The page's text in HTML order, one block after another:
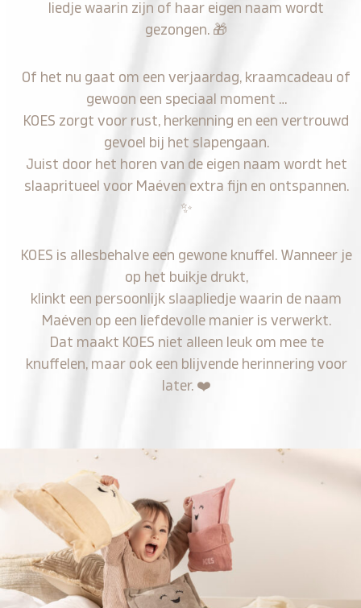
liedje waarin zijn of haar eigen naam wordt
gezongen. 🎁
Of het nu gaat om een verjaardag, kraamcadeau of
gewoon een speciaal moment …
KOES zorgt voor rust, herkenning en een vertrouwd
gevoel bij het slapengaan.
Juist door het horen van de eigen naam wordt het
slaapritueel voor Maéven extra fijn en ontspannen.
✨
KOES is allesbehalve een gewone knuffel. Wanneer je
op het buikje drukt,
klinkt een persoonlijk slaapliedje waarin de naam
Maéven op een liefdevolle manier is verwerkt.
Dat maakt KOES niet alleen leuk om mee te
knuffelen, maar ook een blijvende herinnering voor
later. ❤️